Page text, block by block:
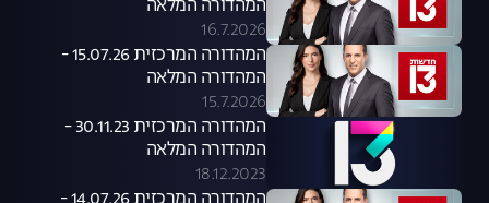
המהדורה המלאה
16.7.2026
המהדורה המרכזית 15.07.26 -
המהדורה המלאה
15.7.2026
המהדורה המרכזית 30.11.23 -
המהדורה המלאה
18.12.2023